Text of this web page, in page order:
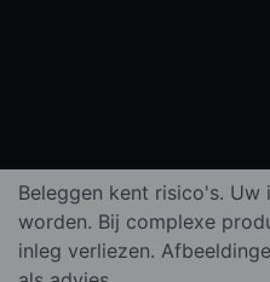
Beleggen kent risico's. Uw
worden. Bij complexe
inleg verliezen.